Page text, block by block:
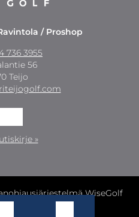
/ Proshop
736 3955
56
Teijo
»
WiseGolf
WiseNetwork